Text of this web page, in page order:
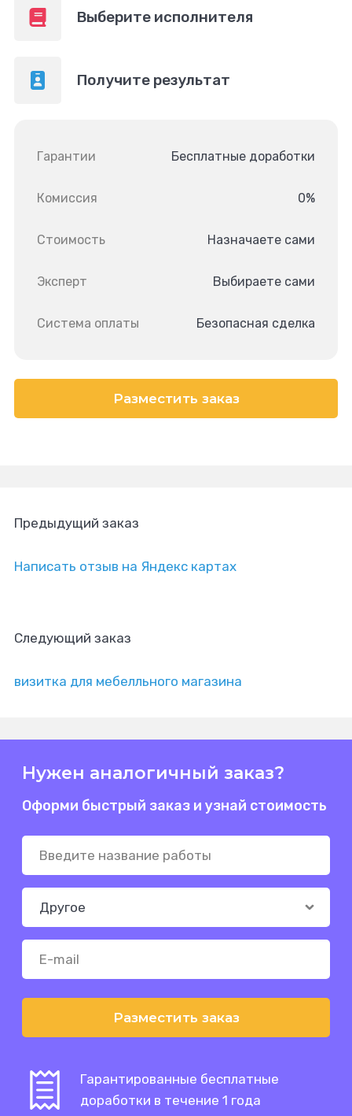
Выберите исполнителя
Получите результат
Гарантии Бесплатные доработки
Комиссия 0%
Стоимость Назначаете сами
Эксперт Выбираете сами
Система оплаты Безопасная сделка
Разместить заказ
Предыдущий заказ
Написать отзыв на Яндекс картах
Следующий заказ
визитка для мебелльного магазина
Нужен аналогичный заказ?
Оформи быстрый заказ и узнай стоимость
Разместить заказ
Гарантированные бесплатные
доработки в течение 1 года